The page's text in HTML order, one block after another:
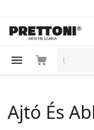
Ajtó És